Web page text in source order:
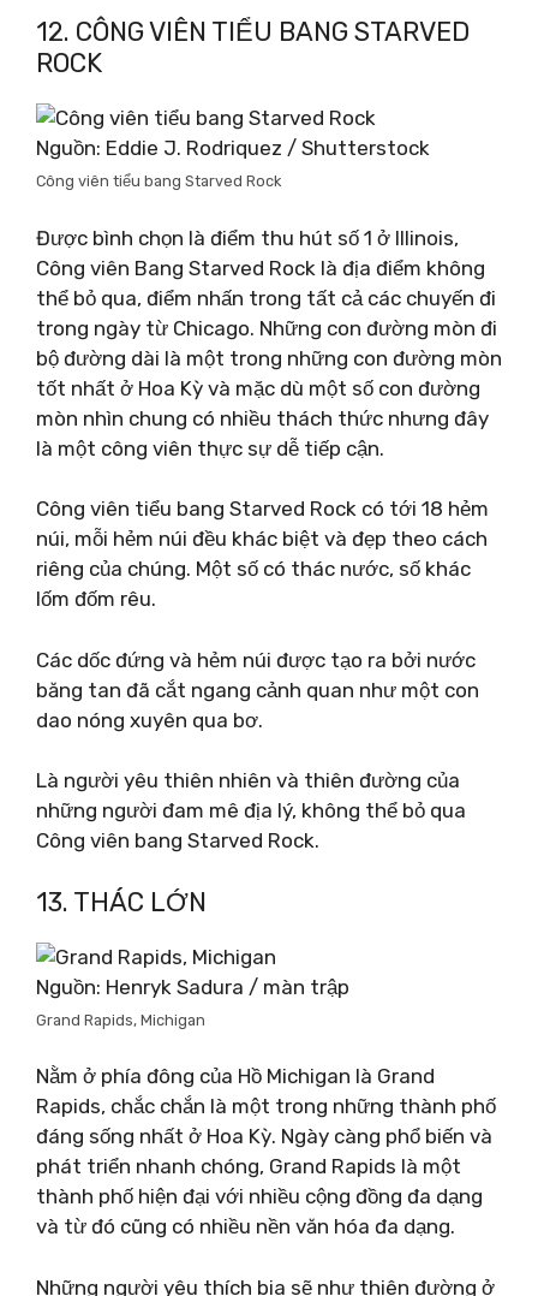
12. CÔNG VIÊN TIỂU BANG STARVED
ROCK
Nguồn: Eddie J. Rodriquez / Shutterstock
Công viên tiểu bang Starved Rock
Được bình chọn là điểm thu hút số 1 ở Illinois,
Công viên Bang Starved Rock là địa điểm không
thể bỏ qua, điểm nhấn trong tất cả các chuyến đi
trong ngày từ Chicago. Những con đường mòn đi
bộ đường dài là một trong những con đường mòn
tốt nhất ở Hoa Kỳ và mặc dù một số con đường
mòn nhìn chung có nhiều thách thức nhưng đây
là một công viên thực sự dễ tiếp cận.
Công viên tiểu bang Starved Rock có tới 18 hẻm
núi, mỗi hẻm núi đều khác biệt và đẹp theo cách
riêng của chúng. Một số có thác nước, số khác
lốm đốm rêu.
Các dốc đứng và hẻm núi được tạo ra bởi nước
băng tan đã cắt ngang cảnh quan như một con
dao nóng xuyên qua bơ.
Là người yêu thiên nhiên và thiên đường của
những người đam mê địa lý, không thể bỏ qua
Công viên bang Starved Rock.
13. THÁC LỚN
Nguồn: Henryk Sadura / màn trập
Grand Rapids, Michigan
Nằm ở phía đông của Hồ Michigan là Grand
Rapids, chắc chắn là một trong những thành phố
đáng sống nhất ở Hoa Kỳ. Ngày càng phổ biến và
phát triển nhanh chóng, Grand Rapids là một
thành phố hiện đại với nhiều cộng đồng đa dạng
và từ đó cũng có nhiều nền văn hóa đa dạng.
Những người yêu thích bia sẽ như thiên đường ở